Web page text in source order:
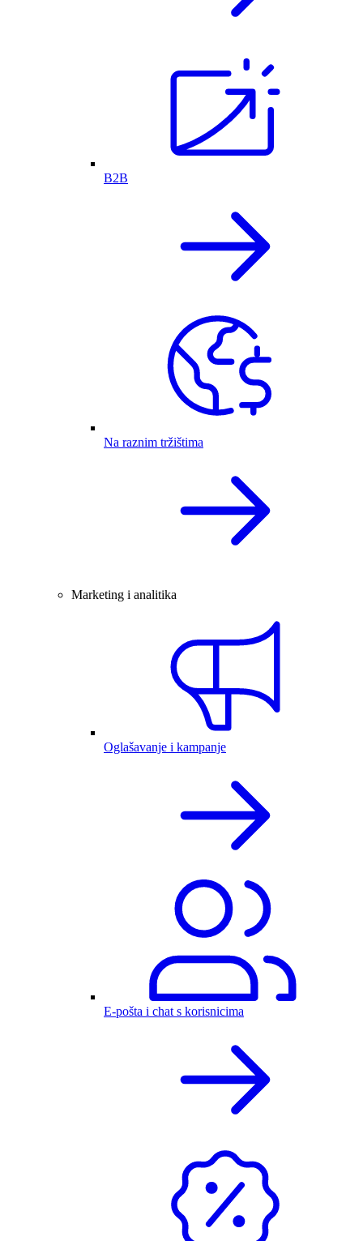
B2B
Na raznim tržištima
Marketing i analitika
Oglašavanje i kampanje
E-pošta i chat s korisnicima